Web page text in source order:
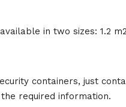
in two sizes: 1.2
containers, just
required information.